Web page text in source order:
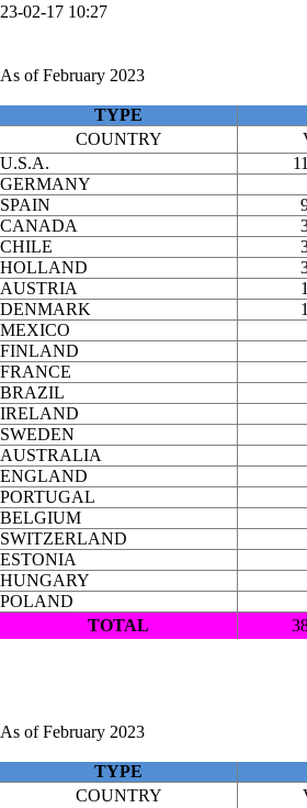
23-02-17 10:27
As of February 2023
TYPE
COUNTRY
U.S.A.
GERMANY
SPAIN
CANADA
CHILE
HOLLAND
AUSTRIA
DENMARK
MEXICO
FINLAND
FRANCE
BRAZIL
IRELAND
SWEDEN
AUSTRALIA
ENGLAND
PORTUGAL
BELGIUM
SWITZERLAND
ESTONIA
HUNGARY
POLAND
TOTAL
As of February 2023
TYPE
COUNTRY